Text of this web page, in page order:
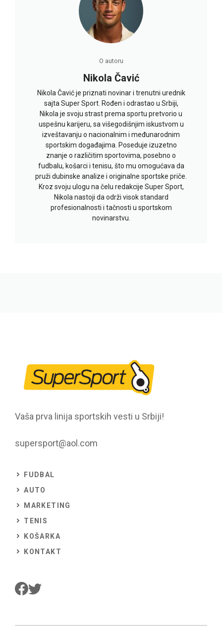
O autoru
Nikola Čavić
Nikola Čavić je priznati novinar i trenutni urednik
sajta Super Sport. Rođen i odrastao u Srbiji,
Nikola je svoju strast prema sportu pretvorio u
uspešnu karijeru, sa višegodišnjim iskustvom u
izveštavanju o nacionalnim i međunarodnim
sportskim događajima. Poseduje izuzetno
znanje o različitim sportovima, posebno o
fudbalu, košarci i tenisu, što mu omogućava da
pruži dubinske analize i originalne sportske priče.
Kroz svoju ulogu na čelu redakcije Super Sport,
Nikola nastoji da održi visok standard
profesionalnosti i tačnosti u sportskom
novinarstvu.
Vaša prva linija sportskih vesti u Srbiji!
supersport@aol.com
FUDBAL
AUTO
MARKETING
TENIS
KOŠARKA
KONTAKT